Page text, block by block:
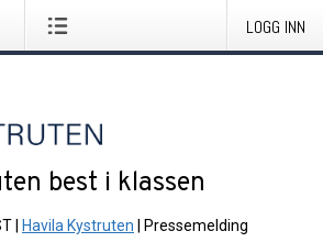
LOGG INN
best i klassen
Havila Kystruten Pressemelding